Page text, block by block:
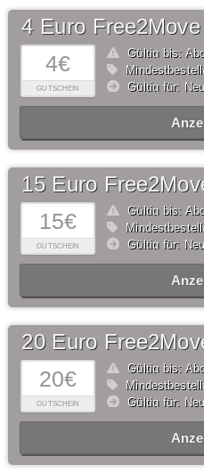
4€
GUTSCHEIN
4 Euro
Gültig bis:
Gültig für:
15€
GUTSCHEIN
15 Euro
Gültig bis:
Gültig für:
20€
GUTSCHEIN
20 Euro
Gültig bis:
Gültig für: